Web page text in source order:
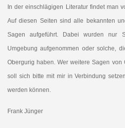
In der einschlägigen Literatur findet man
Auf diesen Seiten sind alle bekannten
Sagen aufgeführt. Dabei wurden nur
Umgebung aufgenommen oder solche,
Obergurig haben. Wer weitere Sagen von
soll sich bitte mit mir in Verbindung
werden können.
Frank Jünger